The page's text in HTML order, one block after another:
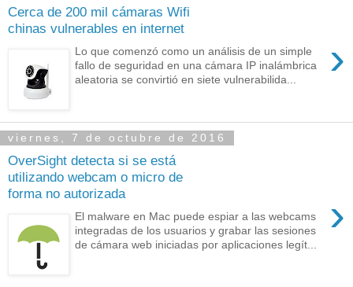
Cerca de 200 mil cámaras Wifi
chinas vulnerables en internet
›
Lo que comenzó como un análisis de un simple
fallo de seguridad en una cámara IP inalámbrica
aleatoria se convirtió en siete vulnerabilida...
viernes, 7 de octubre de 2016
OverSight detecta si se está
utilizando webcam o micro de
forma no autorizada
›
El malware en Mac puede espiar a las webcams
integradas de los usuarios y grabar las sesiones
de cámara web iniciadas por aplicaciones legít...